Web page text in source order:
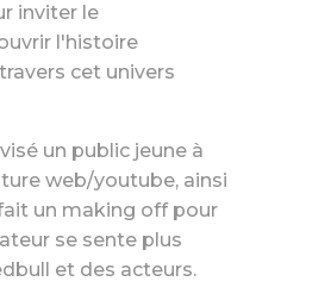
inviter le
l'histoire
cet univers
un public jeune à
web/youtube, ainsi
un making off pour
se sente plus
et des acteurs.